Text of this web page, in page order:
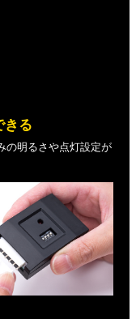
きる
の明るさや点灯設定が